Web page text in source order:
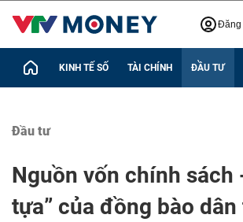
Đăng
KINH TẾ SỐ TÀI CHÍNH ĐẦU TƯ
Đầu tư
Nguồn vốn chính sách
tựa” của đồng bào